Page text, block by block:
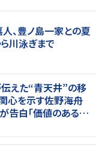
、豊ノ島一家との夏
川泳ぎまで
伝えた“青天井”の移
心を示す佐野海舟
告白「価値のあるも